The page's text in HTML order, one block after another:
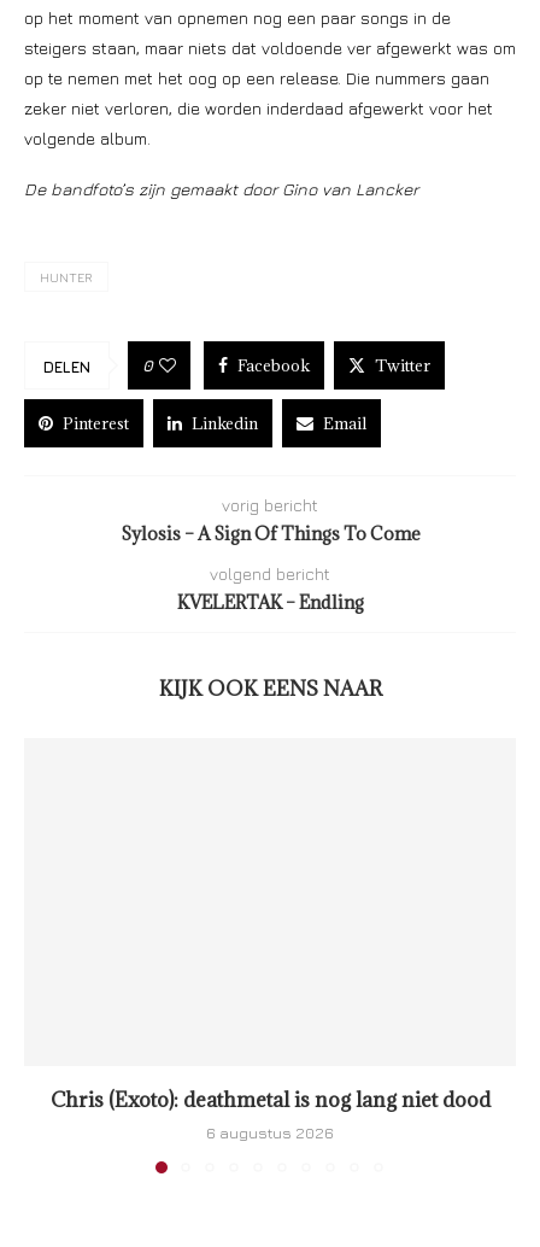
op het moment van opnemen nog een paar songs in de
steigers staan, maar niets dat voldoende ver afgewerkt was om
op te nemen met het oog op een release. Die nummers gaan
zeker niet verloren, die worden inderdaad afgewerkt voor het
volgende album.
De bandfoto’s zijn gemaakt door Gino van Lancker
HUNTER
DELEN 0 Facebook Twitter
Pinterest Linkedin Email
vorig bericht
Sylosis – A Sign Of Things To Come
volgend bericht
KVELERTAK – Endling
KIJK OOK EENS NAAR
Chris (Exoto): deathmetal is nog lang niet dood
6 augustus 2026